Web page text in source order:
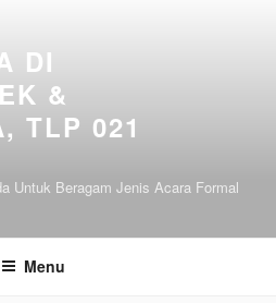
DI
&
TLP 021
Untuk Beragam Jenis Acara Formal
Menu